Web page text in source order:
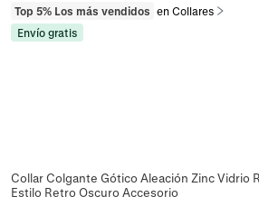
Top 5% Los más vendidos en Collares
Envío gratis
Collar Colgante Gótico Aleación Zinc Vidrio
Estilo Retro Oscuro Accesorio